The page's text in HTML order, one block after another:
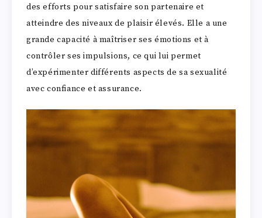
des efforts pour satisfaire son partenaire et
atteindre des niveaux de plaisir élevés. Elle a une
grande capacité à maîtriser ses émotions et à
contrôler ses impulsions, ce qui lui permet
d’expérimenter différents aspects de sa sexualité
avec confiance et assurance.